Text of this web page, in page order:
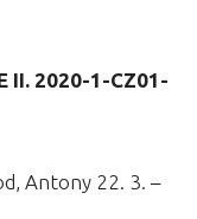
II. 2020-1-CZ01-
Antony 22. 3. –